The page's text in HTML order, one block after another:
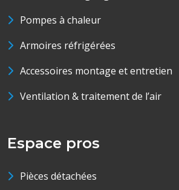
Pompes à chaleur
Armoires réfrigérées
Accessoires montage et entretien
Ventilation & traitement de l’air
Espace pros
Pièces détachées